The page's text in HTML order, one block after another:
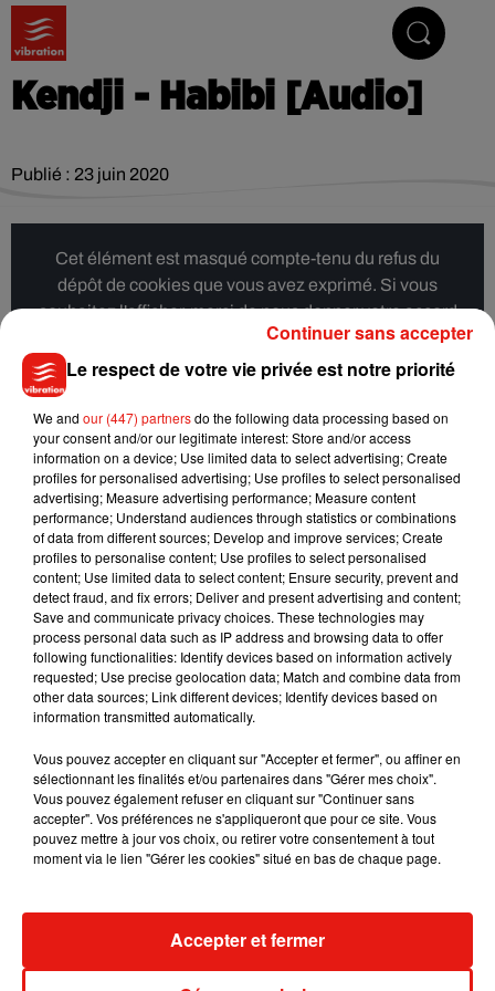
Kendji - Habibi [Audio]
Publié : 23 juin 2020
Cet élément est masqué compte-tenu du refus du
dépôt de cookies que vous avez exprimé. Si vous
souhaitez l'afficher, merci de nous donner votre accord
en cliquant sur le bouton ci-dessous.
Musique
7 août 2026
Julien Lieb s’essaye à la vie de
chatelain dans son nouveau clip
7 août 2026
Madonna
Sensation »
Le respect de votre vie privée est notre priorité
We and our (447) partnersdo the following data processing based on
your consent and/or our legitimate interest: Store and/or access
information on a device; Use limited data to select advertising; Create
profiles for personalised advertising; Use profiles to select personalised
advertising; Measure advertising performance; Measure content
performance; Understand audiences through statistics or combinations
of data from different sources; Develop and improve services; Create
profiles to personalise content; Use profiles to select personalised
content; Use limited data to select content; Ensure security, prevent and
detect fraud, and fix errors; Deliver and present advertising and content;
Save and communicate privacy choices. These technologies may
process personal data such as IP address and browsing data to offer
following functionalities: Identify devices based on information actively
requested; Use precise geolocation data; Match and combine data from
other data sources; Link different devices; Identify devices based on
information transmitted automatically.
Vous pouvez accepter en cliquant sur "Accepter et fermer", ou affiner en
sélectionnant les finalités et/ou partenaires dans "Gérer mes choix".
Vous pouvez également refuser en cliquant sur "Continuer sans
accepter". Vos préférences ne s'appliqueront que pour ce site. Vous
pouvez mettre à jour vos choix, ou retirer votre consentement à tout
moment via le lien "Gérer les cookies" situé en bas de chaque page.
Accepter et fermer
Continuer sans accepter